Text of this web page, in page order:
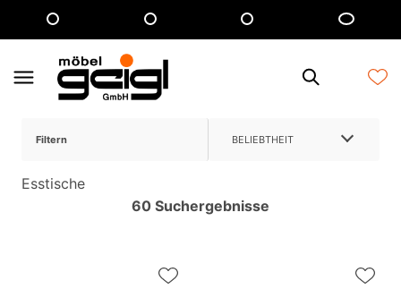
Filtern BELIEBTHEIT
Esstische
60 Suchergebnisse